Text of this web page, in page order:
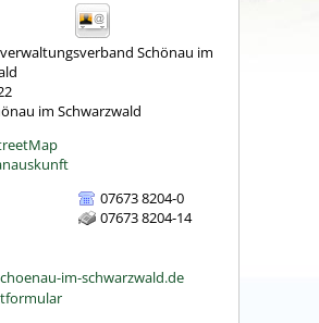
Schönau im
im Schwarzwald
07673 8204-0
07673 8204-14
im-schwarzwald.de